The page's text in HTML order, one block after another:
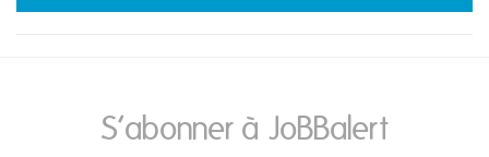
S’abonner à JoBBalert